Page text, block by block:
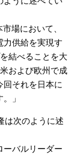
場において、
供給を実現す
結べることを大
および欧州で成
それを日本に
」
は次のように述
ーバルリーダー